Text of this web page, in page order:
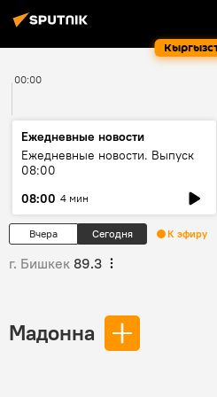
00:00
Ежедневные новости
Ежедневные новости. Выпуск
08:00
08:00 4 мин
Вчера Сегодня К эфиру
г. Бишкек 89.3
Мадонна